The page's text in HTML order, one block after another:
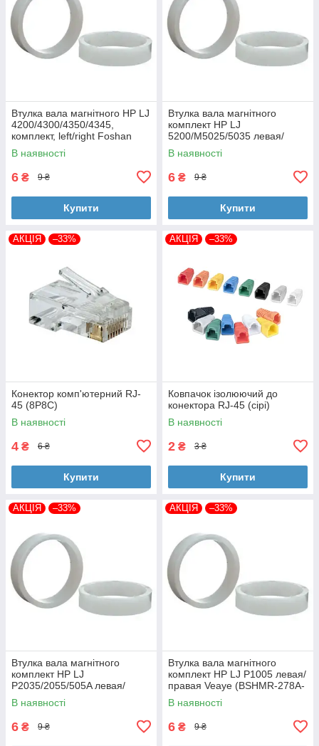
Втулка вала магнітного HP LJ
4200/4300/4350/4345,
комплект, left/right Foshan
(MAG-1338A-BSH-Foshan)
В наявності
6 ₴ 9 ₴
Купити
Втулка вала магнітного
комплект HP LJ
5200/M5025/5035 левая/
правая Foshan (MAG-7516A-
BSH-Foshan)
В наявності
6 ₴ 9 ₴
Купити
АКЦІЯ –33%
Конектор комп'ютерний RJ-
45 (8P8C)
В наявності
4 ₴ 6 ₴
Купити
АКЦІЯ –33%
Ковпачок ізолюючий до
конектора RJ-45 (сірі)
В наявності
2 ₴ 3 ₴
Купити
АКЦІЯ –33%
Втулка вала магнітного
комплект HP LJ
P2035/2055/505A левая/
правая Veaye (BSHMR-505A-
VE)
В наявності
6 ₴ 9 ₴
АКЦІЯ –33%
Втулка вала магнітного
комплект HP LJ P1005 левая/
правая Veaye (BSHMR-278A-
VE)
В наявності
6 ₴ 9 ₴